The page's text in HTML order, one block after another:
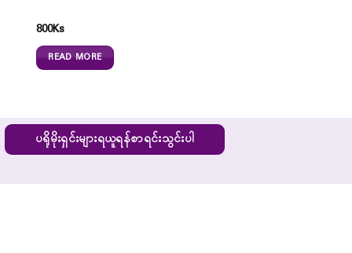
800Ks
READ MORE
ပရိုမိုးရှင်းများရယူရန်စာရင်းသွင်းပါ